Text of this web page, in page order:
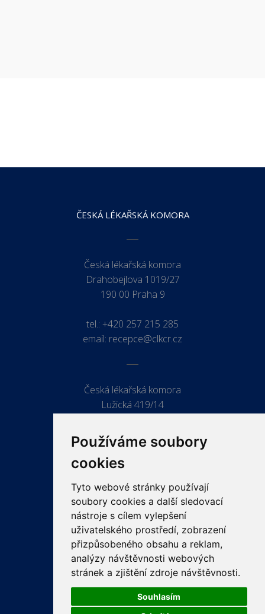
Používáme soubory
cookies
Tyto webové stránky používají
soubory cookies a další sledovací
nástroje s cílem vylepšení
uživatelského prostředí, zobrazení
přizpůsobeného obsahu a reklam,
analýzy návštěvnosti webových
stránek a zjištění zdroje návštěvnosti.
Souhlasím
ČESKÁ LÉKAŘSKÁ KOMORA
Česká lékařská komora
Drahobejlova 1019/27
190 00 Praha 9
tel.: +420 257 215 285
email: recepce@clkcr.cz
Česká lékařská komora
Lužická 419/14
ODKAZY
PRO LÉKAŘE
PRO VEŘEJNOST
VZDĚLÁVÁNÍ